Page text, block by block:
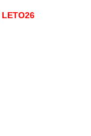
LETO26